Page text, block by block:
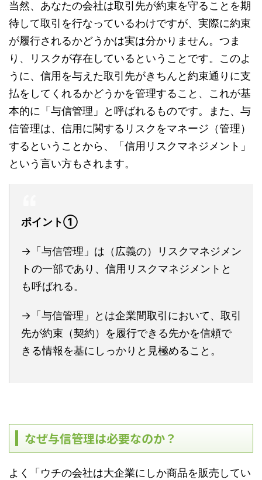
当然、あなたの会社は取引先が約束を守ることを期
待して取引を行なっているわけですが、実際に約束
が履行されるかどうかは実は分かりません。つま
り、リスクが存在しているということです。このよ
うに、信用を与えた取引先がきちんと約束通りに支
払をしてくれるかどうかを管理すること、これが基
本的に「与信管理」と呼ばれるものです。また、与
信管理は、信用に関するリスクをマネージ（管理）
するということから、「信用リスクマネジメント」
という言い方もされます。
ポイント①
→「与信管理」は（広義の）リスクマネジメン
トの一部であり、信用リスクマネジメントと
も呼ばれる。
→「与信管理」とは企業間取引において、取引
先が約束（契約）を履行できる先かを信頼で
きる情報を基にしっかりと見極めること。
なぜ与信管理は必要なのか？
よく「ウチの会社は大企業にしか商品を販売してい